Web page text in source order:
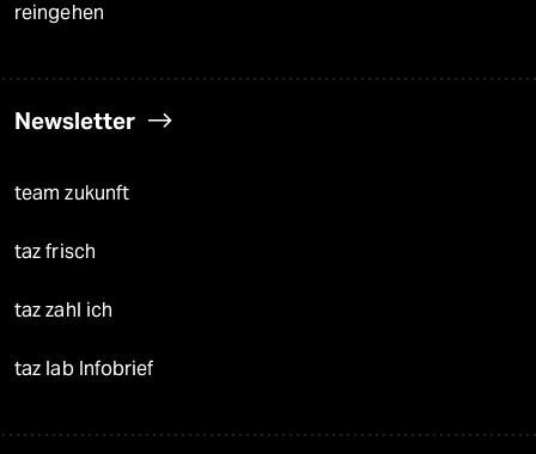
reingehen
Newsletter
team zukunft
taz frisch
taz zahl ich
taz lab Infobrief